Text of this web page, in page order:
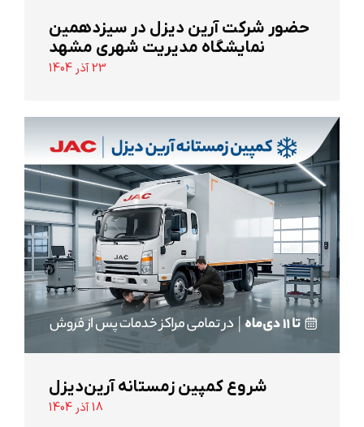
حضور شرکت آرین ‌دیزل در سیزدهمین
نمایشگاه مدیریت شهری مشهد
23 آذر 1404
شروع کمپین زمستانه آرین‌دیزل
18 آذر 1404